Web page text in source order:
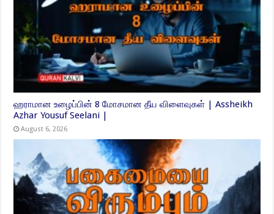
ஹராமான உழைப்பின் 8 மோசமான தீய விளைவுகள் | Assheikh
Azhar Yousuf Seelani |
August 6, 2026